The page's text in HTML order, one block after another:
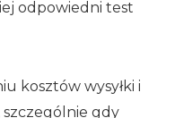
odpowiedni test
kosztów wysyłki i
szczególnie gdy